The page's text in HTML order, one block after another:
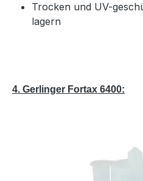
Trocken und UV-
lagern
4. Gerlinger Fortax 6400: